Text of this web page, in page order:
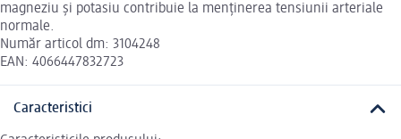
magneziu și potasiu contribuie la menținerea tensiunii arteriale
normale.
Număr articol dm: 3104248
EAN: 4066447832723
Caracteristici